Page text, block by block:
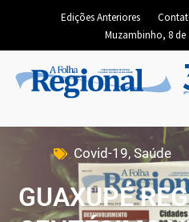
Edições Anteriores
Muzambinho, 8 de
Covid-19,Saúde
GUAXUPÉ